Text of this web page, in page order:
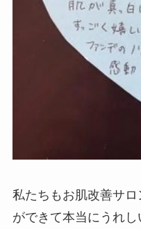
私たちもお肌改善サ
ができて本当にうれし